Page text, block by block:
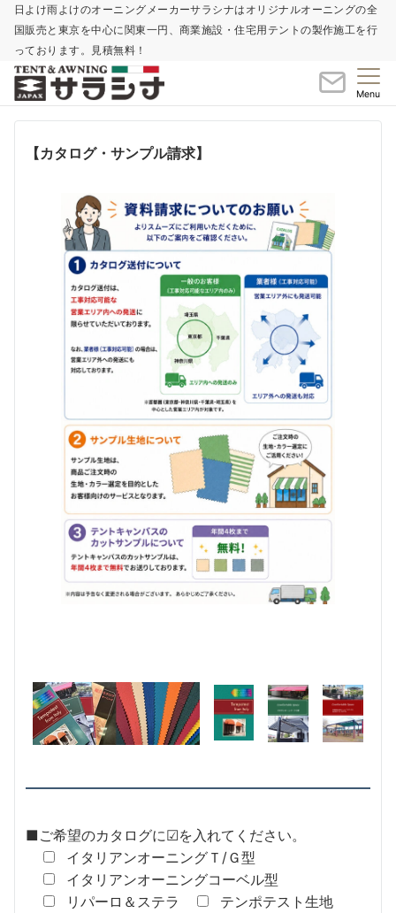
日よけ雨よけのオーニングメーカーサラシナはオリジナルオーニングの全
国販売と東京を中心に関東一円、商業施設・住宅用テントの製作施工を行
っております。見積無料！
Menu
【カタログ・サンプル請求】
■ご希望のカタログに☑を入れてください。
イタリアンオーニングＴ/Ｇ型
イタリアンオーニングコーベル型
リパーロ＆ステラ
テンポテスト生地